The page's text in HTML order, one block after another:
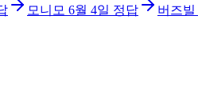
모니모 6월 4일 정답 버즈빌